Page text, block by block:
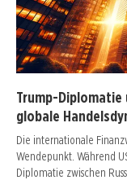
Trump-Diplomatie
globale
Die internationale
Wendepunkt. Während
Diplomatie zwischen